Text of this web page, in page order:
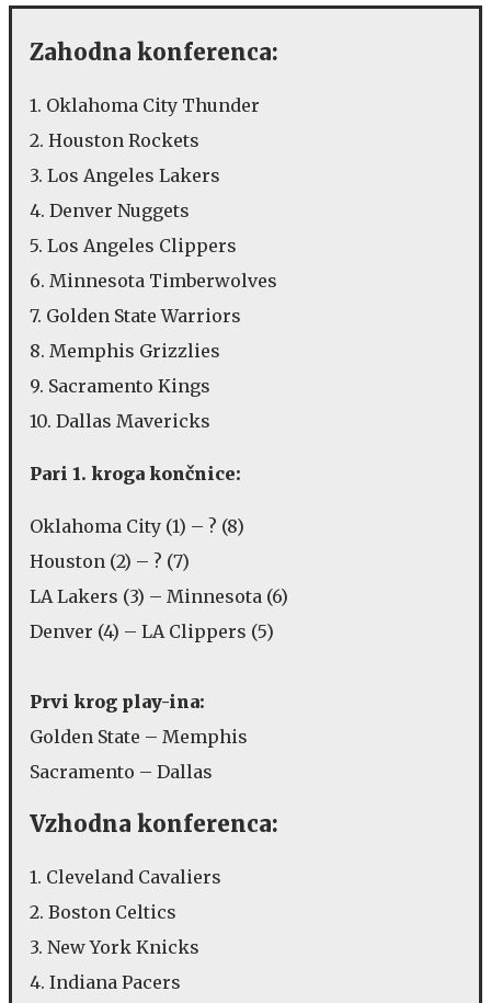
Zahodna konferenca:
1. Oklahoma City Thunder
2. Houston Rockets
3. Los Angeles Lakers
4. Denver Nuggets
5. Los Angeles Clippers
6. Minnesota Timberwolves
7. Golden State Warriors
8. Memphis Grizzlies
9. Sacramento Kings
10. Dallas Mavericks
Pari 1. kroga končnice:
Oklahoma City (1) – ? (8)
Houston (2) – ? (7)
LA Lakers (3) – Minnesota (6)
Denver (4) – LA Clippers (5)
Prvi krog play-ina:
Golden State – Memphis
Sacramento – Dallas
Vzhodna konferenca:
1. Cleveland Cavaliers
2. Boston Celtics
3. New York Knicks
4. Indiana Pacers